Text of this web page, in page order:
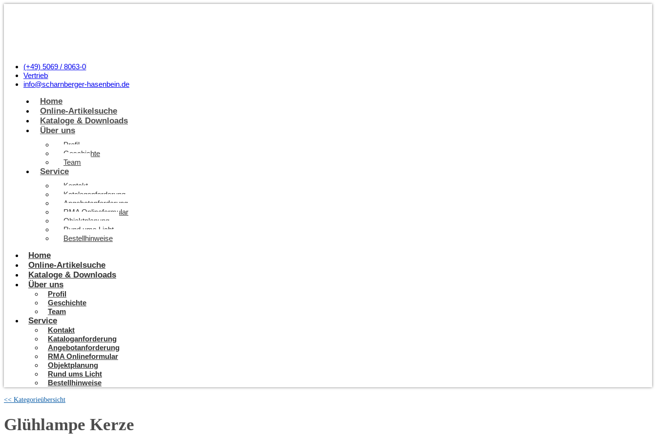
(+49) 5069 / 8063-0
Vertrieb
info@scharnberger-hasenbein.de
Home
Online-Artikelsuche
Kataloge & Downloads
Über uns
Profil
Geschichte
Team
Service
Kontakt
Kataloganforderung
Angebotanforderung
RMA Onlineformular
Objektplanung
Rund ums Licht
Bestellhinweise
Home
Online-Artikelsuche
Kataloge & Downloads
Über uns
Profil
Geschichte
Team
Service
Kontakt
Kataloganforderung
Angebotanforderung
RMA Onlineformular
Objektplanung
Rund ums Licht
Bestellhinweise
<< Kategorieübersicht
Glühlampe Kerze